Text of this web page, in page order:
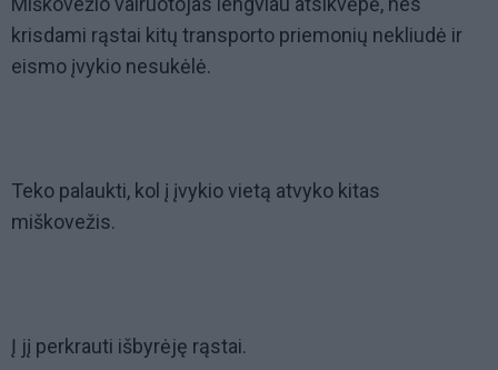
krisdami rąstai kitų transporto priemonių nekliudė ir
eismo įvykio nesukėlė.
Teko palaukti, kol į įvykio vietą atvyko kitas
miškovežis.
Į jį perkrauti išbyrėję rąstai.